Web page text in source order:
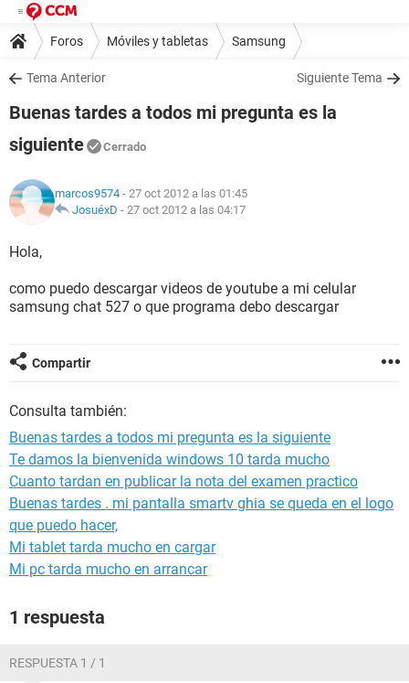
Foros Móviles y tabletas Samsung
Tema Anterior Siguiente Tema
Buenas tardes a todos mi pregunta es la
siguiente
Cerrado
marcos9574 - 27 oct 2012 a las 01:45
JosuéxD - 27 oct 2012 a las 04:17
Hola,
como puedo descargar videos de youtube a mi celular
samsung chat 527 o que programa debo descargar
Compartir
Consulta también:
Buenas tardes a todos mi pregunta es la siguiente
Te damos la bienvenida windows 10 tarda mucho
Cuanto tardan en publicar la nota del examen practico
Buenas tardes . mi pantalla smartv ghia se queda en el logo
que puedo hacer,
Mi tablet tarda mucho en cargar
Mi pc tarda mucho en arrancar
1 respuesta
RESPUESTA 1 / 1